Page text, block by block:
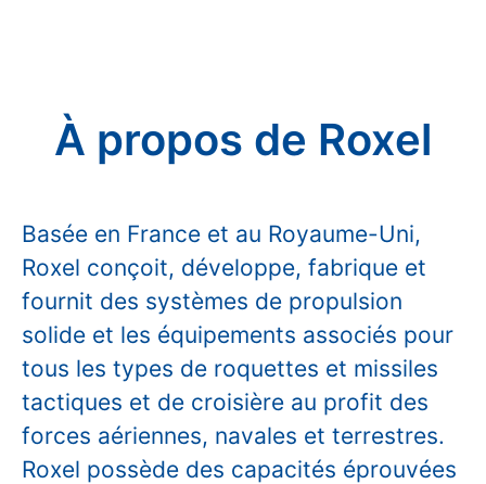
À propos de Roxel
Basée en France et au Royaume-Uni,
Roxel conçoit, développe, fabrique et
fournit des systèmes de propulsion
solide et les équipements associés pour
tous les types de roquettes et missiles
tactiques et de croisière au profit des
forces aériennes, navales et terrestres.
Roxel possède des capacités éprouvées